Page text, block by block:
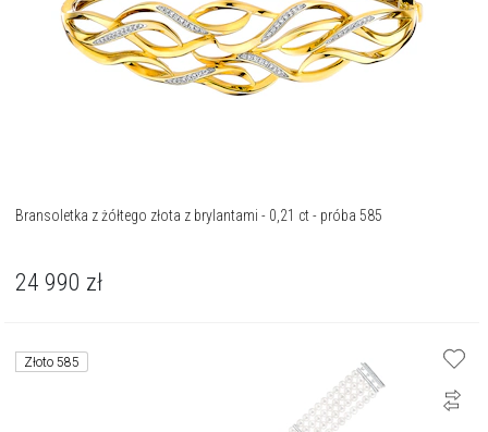
Bransoletka z żółtego złota z brylantami - 0,21 ct - próba 585
24 990 zł
Złoto 585